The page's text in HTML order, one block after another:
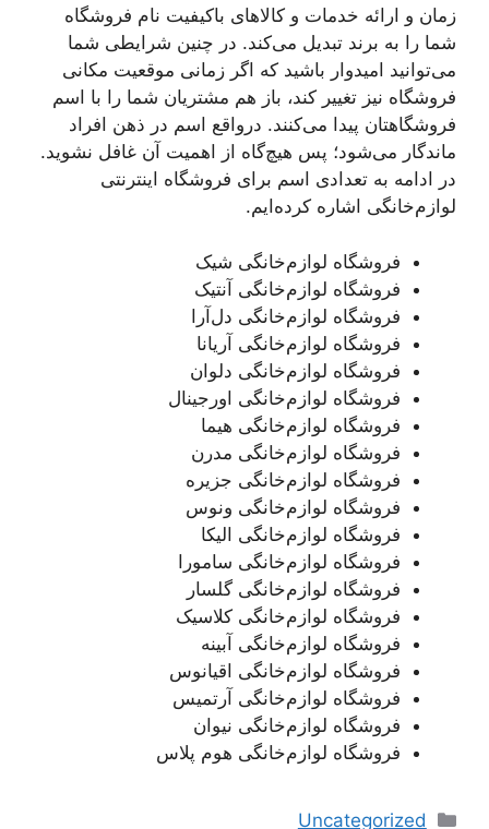
زمان و ارائه خدمات و کالاهای باکیفیت نام فروشگاه
شما را به برند تبدیل می‌کند. در چنین شرایطی شما
می‌توانید امیدوار باشید که اگر زمانی موقعیت مکانی
فروشگاه نیز تغییر کند، باز هم مشتریان شما را با اسم
فروشگاهتان پیدا می‌کنند. درواقع اسم در ذهن افراد
ماندگار می‌شود؛ پس هیچ‌گاه از اهمیت آن غافل نشوید.
در ادامه به تعدادی اسم برای فروشگاه اینترنتی
لوازم‌خانگی اشاره کرده‌ایم.
فروشگاه لوازم‌خانگی شیک
فروشگاه لوازم‌خانگی آنتیک
فروشگاه لوازم‌خانگی دل‌آرا
فروشگاه لوازم‌خانگی آریانا
فروشگاه لوازم‌خانگی دلوان
فروشگاه لوازم‌خانگی اورجینال
فروشگاه لوازم‌خانگی هیما
فروشگاه لوازم‌خانگی مدرن
فروشگاه لوازم‌خانگی جزیره
فروشگاه لوازم‌خانگی ونوس
فروشگاه لوازم‌خانگی الیکا
فروشگاه لوازم‌خانگی سامورا
فروشگاه لوازم‌خانگی گلسار
فروشگاه لوازم‌خانگی کلاسیک
فروشگاه لوازم‌خانگی آبینه
فروشگاه لوازم‌خانگی اقیانوس
فروشگاه لوازم‌خانگی آرتمیس
فروشگاه لوازم‌خانگی نیوان
فروشگاه لوازم‌خانگی هوم پلاس
دسته‌ها
Uncategorized